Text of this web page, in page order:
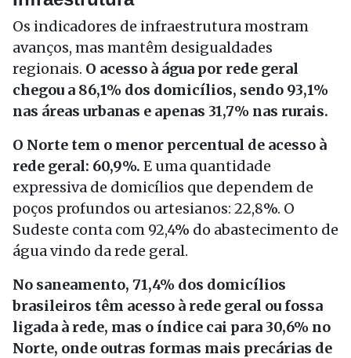
Os indicadores de infraestrutura mostram
avanços, mas mantêm desigualdades
regionais. O acesso à água por rede geral
chegou a 86,1% dos domicílios, sendo 93,1%
nas áreas urbanas e apenas 31,7% nas rurais.
O Norte tem o menor percentual de acesso à
rede geral: 60,9%. E uma quantidade
expressiva de domicílios que dependem de
poços profundos ou artesianos: 22,8%. O
Sudeste conta com 92,4% do abastecimento de
água vindo da rede geral.
No saneamento, 71,4% dos domicílios
brasileiros têm acesso à rede geral ou fossa
ligada à rede, mas o índice cai para 30,6% no
Norte, onde outras formas mais precárias de